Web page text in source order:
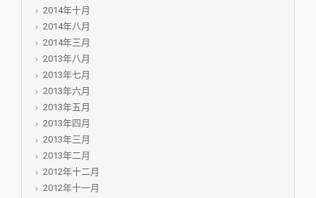
2014年十月
2014年八月
2014年三月
2013年八月
2013年七月
2013年六月
2013年五月
2013年四月
2013年三月
2013年二月
2012年十二月
2012年十一月